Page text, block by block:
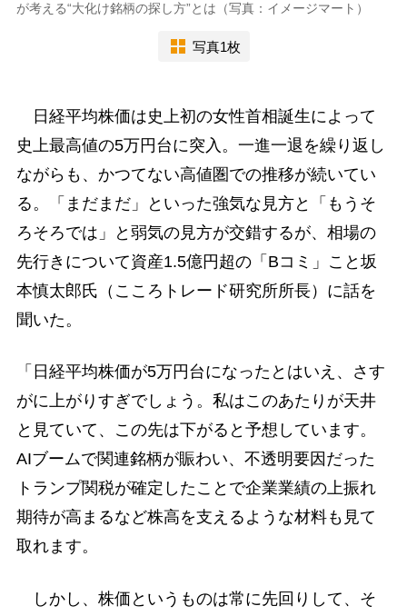
が考える“大化け銘柄の探し方”とは（写真：イメージマート）
写真1枚
日経平均株価は史上初の女性首相誕生によって
史上最高値の5万円台に突入。一進一退を繰り返し
ながらも、かつてない高値圏での推移が続いてい
る。「まだまだ」といった強気な見方と「もうそ
ろそろでは」と弱気の見方が交錯するが、相場の
先行きについて資産1.5億円超の「Bコミ」こと坂
本慎太郎氏（こころトレード研究所所長）に話を
聞いた。
「日経平均株価が5万円台になったとはいえ、さす
がに上がりすぎでしょう。私はこのあたりが天井
と見ていて、この先は下がると予想しています。
AIブームで関連銘柄が賑わい、不透明要因だった
トランプ関税が確定したことで企業業績の上振れ
期待が高まるなど株高を支えるような材料も見て
取れます。
しかし、株価というものは常に先回りして、そ